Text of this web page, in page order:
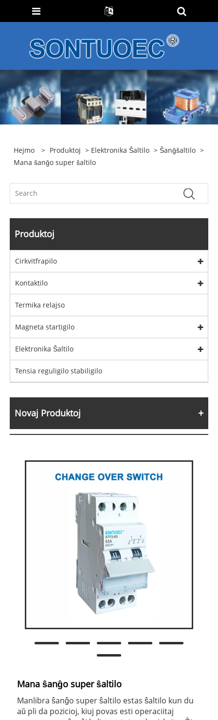
Hejmo > Produktoj > Elektronika Ŝaltilo >Ŝanĝŝaltilo >
Mana ŝanĝo super ŝaltilo
Produktoj
Cirkvitfrapilo
Kontaktilo
Termika relajso
Magneta startigilo
Elektronika Ŝaltilo
Tensia reguligilo stabiligilo
Novaj Produktoj
Mana ŝanĝo super ŝaltilo
Manlibra ŝanĝo super ŝaltilo estas ŝaltilo kun du
aŭ pli da pozicioj, kiuj povas esti operaciitaj